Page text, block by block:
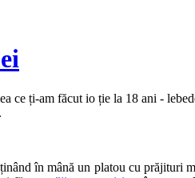
ce ți-am făcut io ție la 18 ani -
în mână un platou cu prăjituri